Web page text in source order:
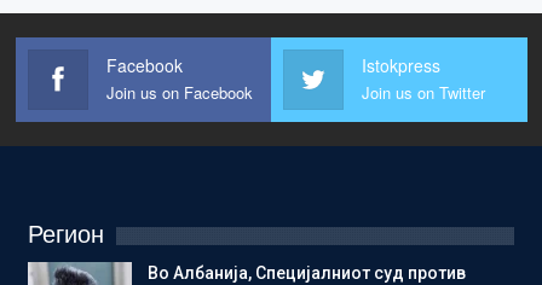
Facebook
Join us on Facebook
Istokpress
Join us on Twitter
Регион
Во Албанија, Специјалниот суд против